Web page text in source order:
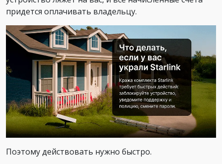
придется оплачивать владельцу.
Поэтому действовать нужно быстро.